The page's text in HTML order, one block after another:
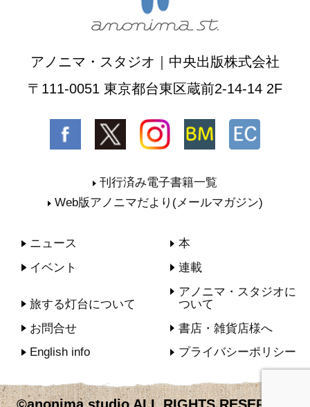
アノニマ・スタジオ｜中央出版株式会社
〒111-0051 東京都台東区蔵前2-14-14 2F
刊行済み電子書籍一覧
Web版アノニマだより(メールマガジン)
ニュース
本
イベント
連載
旅する灯台について
アノニマ・スタジオに
ついて
お問合せ
書店・雑貨店様へ
English info
プライバシーポリシー